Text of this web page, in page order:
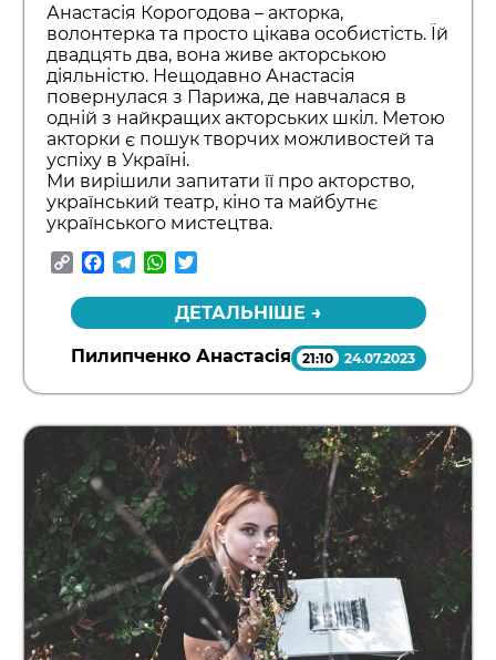
Анастасія Корогодова – акторка,
волонтерка та просто цікава особистість. Їй
двадцять два, вона живе акторською
діяльністю. Нещодавно Анастасія
повернулася з Парижа, де навчалася в
одній з найкращих акторських шкіл. Метою
акторки є пошук творчих можливостей та
успіху в Україні.
Ми вирішили запитати її про акторство,
український театр, кіно та майбутнє
українського мистецтва.
CopyFacebook
TelegramWhatsApp
ДЕТАЛЬНІШЕ →
Пилипченко Анастасія 21:10 24.07.2023